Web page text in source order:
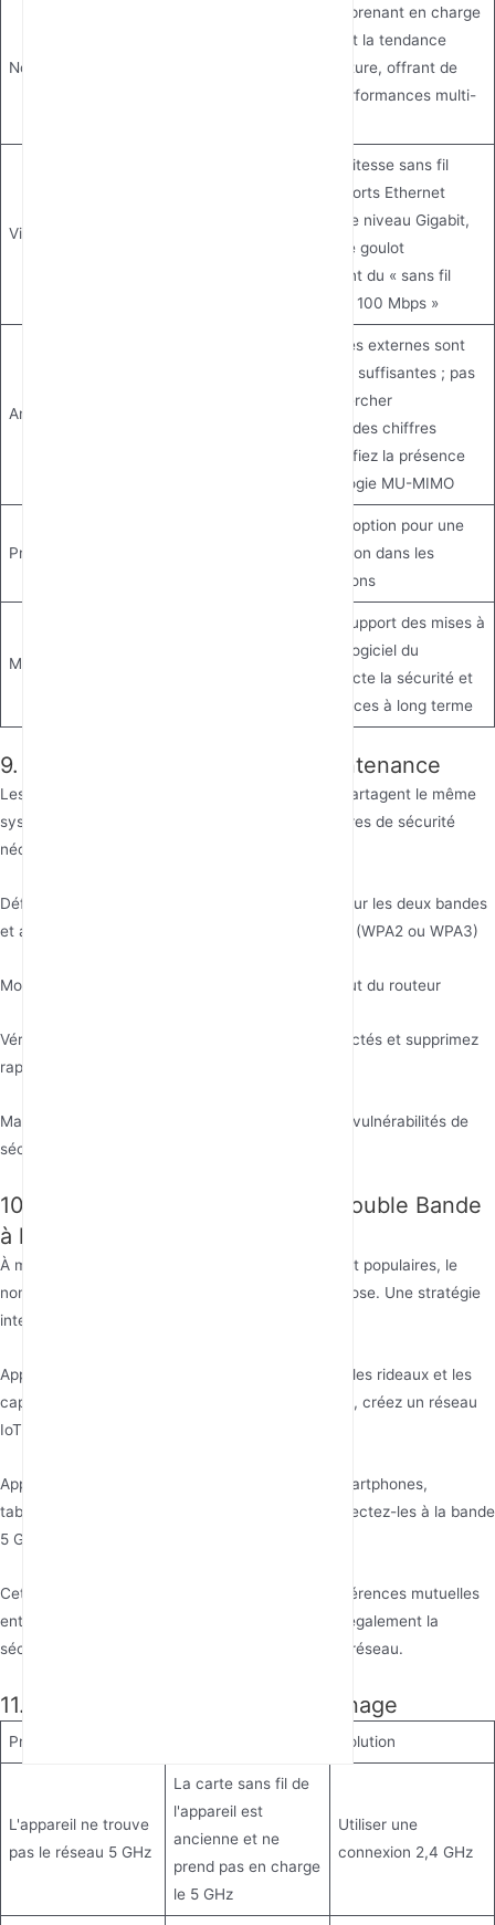
Norme Wi-Fi
Les routeurs prenant en charge
le Wi-Fi 6 sont la tendance
actuelle et future, offrant de
meilleures performances multi-
Vitesse sans fil
Vérifiez si la vitesse sans fil
totale et les ports Ethernet
filaires sont de niveau Gigabit,
afin d'éviter le goulot
d'étranglement du « sans fil
Gigabit, filaire 100 Mbps »
Antennes
4 à 6 antennes externes sont
généralement suffisantes ; pas
besoin de chercher
aveuglément des chiffres
élevés — vérifiez la présence
de la technologie MU-MIMO
Prise en charge Mesh
Gardez cette option pour une
future extension dans les
grandes maisons
Mises à jour du micrologiciel
Le cycle de support des mises à
jour du micrologiciel du
fabricant affecte la sécurité et
les performances à long terme
9. Paramètres de Sécurité et Maintenance
Les deux réseaux sans fil d'un routeur bi-bande partagent le même
système de gestion backend, mais leurs paramètres de sécurité
nécessitent une attention particulière :
Définissez des mots de passe sans fil robustes pour les deux bandes
et adoptez les derniers protocoles de chiffrement (WPA2 ou WPA3)
Modifiez le mot de passe administrateur par défaut du routeur
Vérifiez régulièrement la liste des appareils connectés et supprimez
rapidement les appareils inconnus
Maintenez le micrologiciel à jour pour corriger les vulnérabilités de
sécurité connues
10. Nouveau Rôle des Routeurs Double Bande
à l'Ère de l'IoT
À mesure que les maisons intelligentes deviennent populaires, le
nombre d'appareils connectés dans un foyer explose. Une stratégie
intelligente consiste à :
Appareils IoT, tels que les ampoules intelligentes, les rideaux et les
capteurs, etc. → Attribuez-les à la bande 2,4 GHz, créez un réseau
IoT dédié à faible consommation.
Appareils à large bande passante, tels que les smartphones,
tablettes, ordinateurs et téléviseurs, etc. → Connectez-les à la bande
5 GHz.
Cette ségrégation réduit non seulement les interférences mutuelles
entre différents types d'appareils, mais améliore également la
sécurité et l'efficacité de la gestion au niveau du réseau.
11. Problèmes Courants et Dépannage
Problème Solution
L'appareil ne trouve
pas le réseau 5 GHz
La carte sans fil de
l'appareil est
ancienne et ne
prend pas en charge
le 5 GHz
Utiliser une
connexion 2,4 GHz